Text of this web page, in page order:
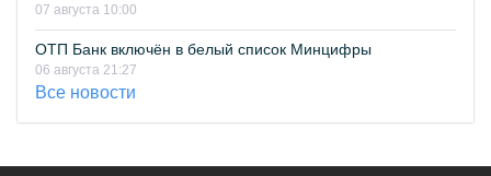
07 августа 10:00
ОТП Банк включён в белый список Минцифры
06 августа 21:27
Все новости